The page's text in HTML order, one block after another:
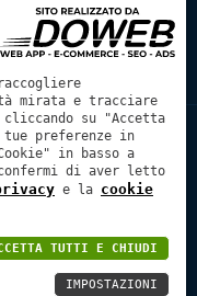
& Systems Srl
SUBM70N | REA:
mirata e tracciare
su "Accetta
preferenze in
in basso a
di aver letto
e la cookie
TUTTI E CHIUDI
IMPOSTAZIONI